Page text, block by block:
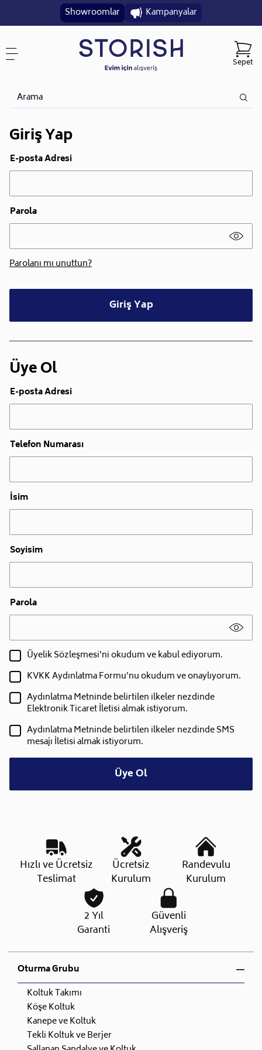
Showroomlar Kampanyalar
Sepet
Giriş Yap
E-posta Adresi
Parola
Parolanı mı unuttun?
Giriş Yap
Üye Ol
E-posta Adresi
Telefon Numarası
İsim
Soyisim
Parola
Üyelik Sözleşmesi'ni okudum ve kabul ediyorum.
KVKK Aydınlatma Formu'nu okudum ve onaylıyorum.
Aydınlatma Metninde belirtilen ilkeler nezdinde
Elektronik Ticaret İletisi almak istiyorum.
Aydınlatma Metninde belirtilen ilkeler nezdinde SMS
mesajı İletisi almak istiyorum.
Üye Ol
Hızlı ve Ücretsiz
Teslimat
Ücretsiz
Kurulum
Randevulu
Kurulum
2 Yıl
Garanti
Güvenli
Alışveriş
Oturma Grubu
Koltuk Takımı
Köşe Koltuk
Kanepe ve Koltuk
Tekli Koltuk ve Berjer